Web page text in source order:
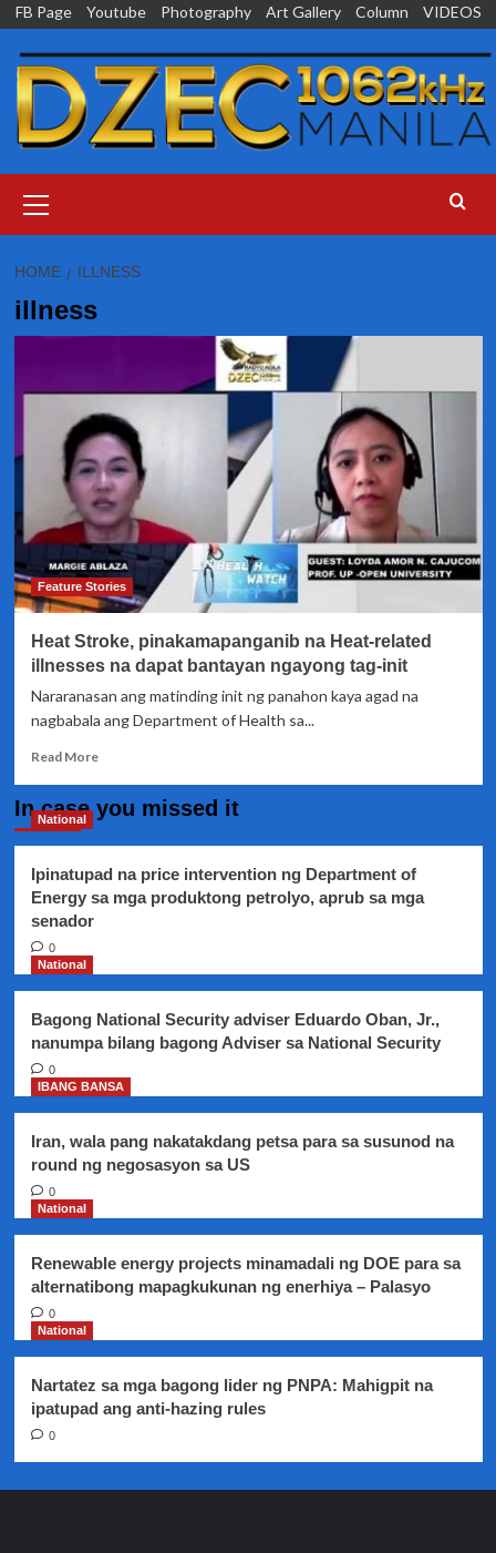
Skip
content
FB Page Youtube Photography Art Gallery Column VIDEOS
Menu
HOME ILLNESS
illness
Feature Stories
Heat Stroke, pinakamapanganib na Heat-related
illnesses na dapat bantayan ngayong tag-init
Nararanasan ang matinding init ng panahon kaya agad na
nagbabala ang Department of Health sa...
Read MoreRead
Heat
na
Heat-
ngayong
tag-
In case you missed it
National
Ipinatupad na price intervention ng Department of
Energy sa mga produktong petrolyo, aprub sa mga
senador
0
National
Bagong National Security adviser Eduardo Oban, Jr.,
nanumpa bilang bagong Adviser sa National Security
0
IBANG BANSA
Iran, wala pang nakatakdang petsa para sa susunod na
round ng negosasyon sa US
0
National
Renewable energy projects minamadali ng DOE para sa
alternatibong mapagkukunan ng enerhiya – Palasyo
0
National
Nartatez sa mga bagong lider ng PNPA: Mahigpit na
ipatupad ang anti-hazing rules
0